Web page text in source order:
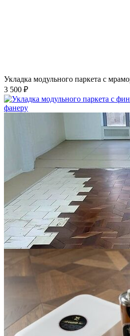
Укладка модульного паркета с
3 500 ₽
Укладка модульного паркета с
фанеру
3 600 ₽